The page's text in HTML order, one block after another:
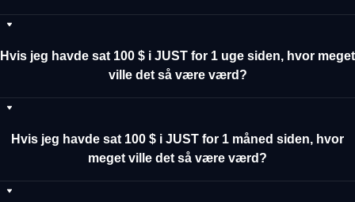
Hvis jeg havde sat 100 $ i JUST for 1 uge siden, hvor meget
ville det så være værd?
Hvis jeg havde sat 100 $ i JUST for 1 måned siden, hvor
meget ville det så være værd?